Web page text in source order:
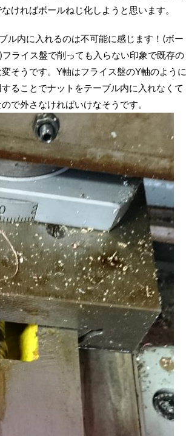
ければボールねじ化しようと思います。
ル内に入れるのは不可能に感じます！(ボー
ライス盤で削っても入らない印象で既存の
そうです。Y軸はフライス盤のY軸のように
ることでナットをテーブル内に入れなくて
で外さなければいけなそうです。